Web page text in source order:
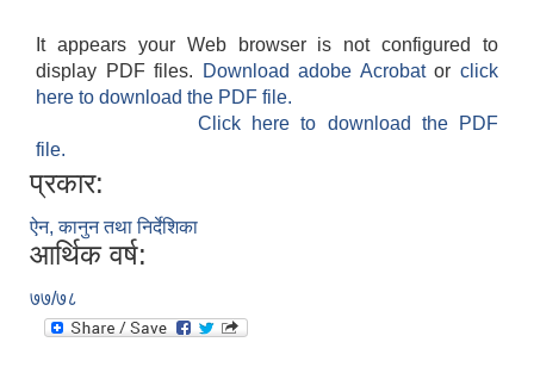
It appears your Web browser is not configured to
display PDF files.
Download adobe Acrobatorclick
here to download the PDF file.
Click here to download the PDF
file.
प्रकार:
ऐन, कानुन तथा निर्देशिका
आर्थिक वर्ष:
७७/७८